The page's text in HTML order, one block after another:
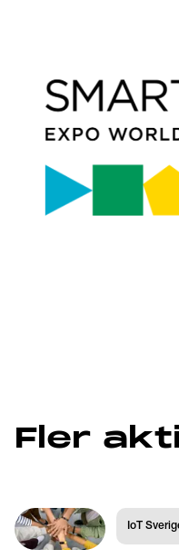
Fler
IoT